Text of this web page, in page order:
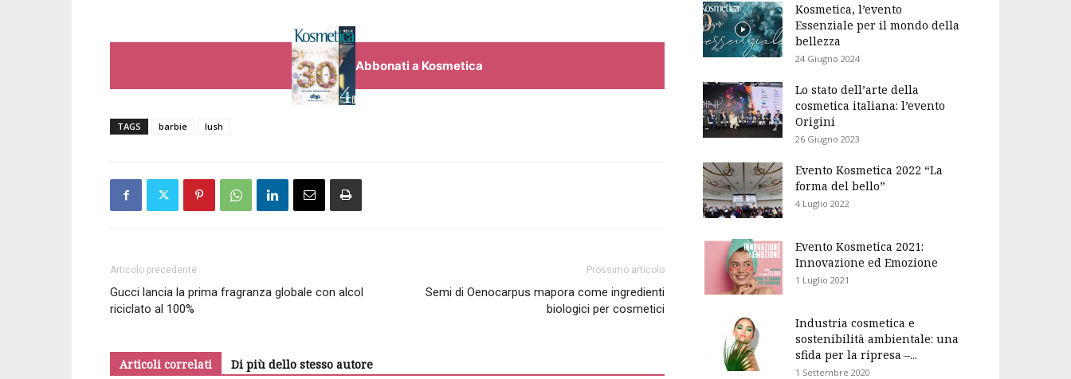
Abbonati a Kosmetica
TAGS barbie lush
Articolo precedente
Gucci lancia la prima fragranza globale con alcol
riciclato al 100%
Prossimo articolo
Semi di Oenocarpus mapora come ingredienti
biologici per cosmetici
Articoli correlati Di più dello stesso autore
Kosmetica, l’evento
Essenziale per il mondo della
bellezza
24 Giugno 2024
Lo stato dell’arte della
cosmetica italiana: l’evento
Origini
26 Giugno 2023
Evento Kosmetica 2022 “La
forma del bello”
4 Luglio 2022
Evento Kosmetica 2021:
Innovazione ed Emozione
1 Luglio 2021
Industria cosmetica e
sostenibilità ambientale: una
sfida per la ripresa –...
1 Settembre 2020